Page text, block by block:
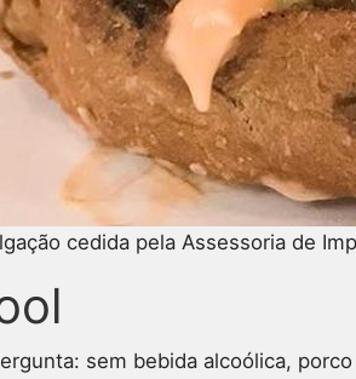
cedida pela Assessoria de
sem bebida alcoólica,